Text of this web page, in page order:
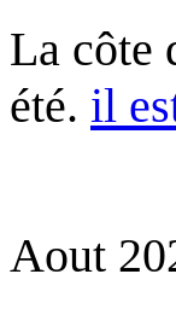
La côte
été. il
Aout